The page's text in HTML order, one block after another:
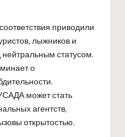
приводили
лыжников и
статусом.
о
может стать
агентств,
открытостью.